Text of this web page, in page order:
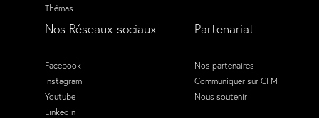
Thémas
Nos Réseaux sociaux
Facebook
Instagram
Youtube
Linkedin
Partenariat
Nos partenaires
Communiquer sur CFM
Nous soutenir